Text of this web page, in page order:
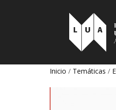
Inicio / Temáticas /